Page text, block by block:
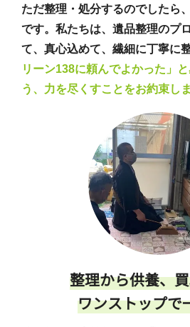
ただ整理・処分するのでしたら
です。私たちは、遺品整理のプ
て、真心込めて、繊細に丁寧に
リーン138に頼んでよかった」
う、力を尽くすことをお約束し
整理から供養、
ワンストップで